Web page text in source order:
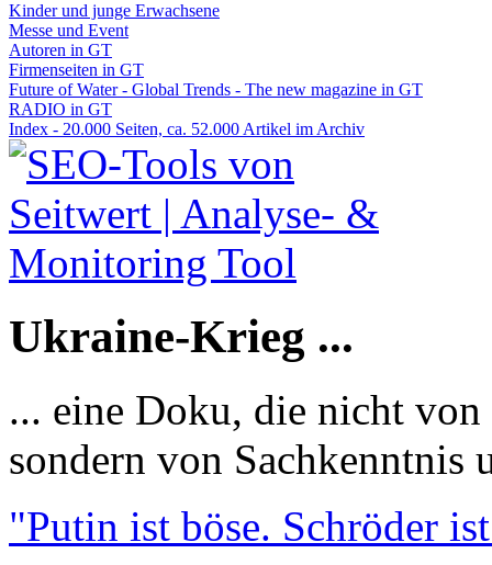
Kinder und junge Erwachsene
Messe und Event
Autoren in GT
Firmenseiten in GT
Future of Water - Global Trends - The new magazine in GT
RADIO in GT
Index - 20.000 Seiten, ca. 52.000 Artikel im Archiv
Ukraine-Krieg ...
... eine Doku, die nicht
sondern von Sachkenntnis
"Putin ist böse. Schröder